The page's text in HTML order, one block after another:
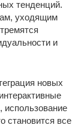
тенденций.
уходящим
и
новых
использование
становится все